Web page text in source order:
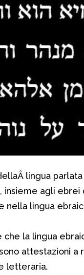
lingua parlata
insieme agli
lingua
che la lingua
attestazioni
letteraria.